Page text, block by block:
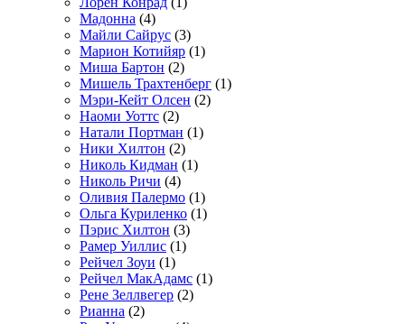
Мадонна (4)
Майли Сайрус (3)
Марион Котийяр (1)
Миша Бартон (2)
Мишель Трахтенберг (1)
Мэри-Кейт Олсен (2)
Наоми Уоттс (2)
Натали Портман (1)
Ники Хилтон (2)
Николь Кидман (1)
Николь Ричи (4)
Оливия Палермо (1)
Ольга Куриленко (1)
Пэрис Хилтон (3)
Рамер Уиллис (1)
Рейчел Зоуи (1)
Рейчел МакАдамс (1)
Рене Зеллвегер (2)
Рианна (2)